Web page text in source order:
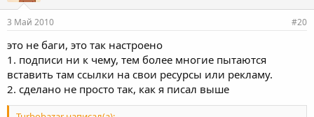
3 Май 2010 #20
это не баги, это так настроено
1. подписи ни к чему, тем более многие пытаются
вставить там ссылки на свои ресурсы или рекламу.
2. сделано не просто так, как я писал выше